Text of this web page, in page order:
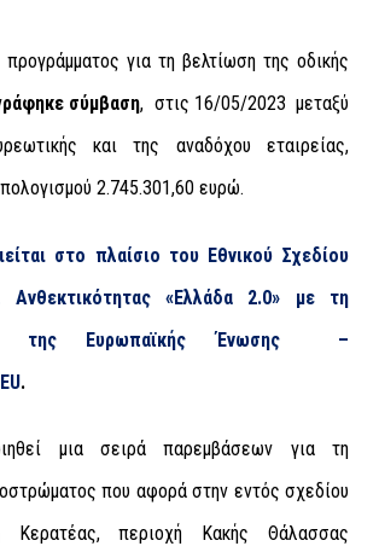
για τη βελτίωση της οδικής
σύμβαση, στις 16/05/2023 μεταξύ
και της αναδόχου εταιρείας,
2.745.301,60 ευρώ.
στο πλαίσιο του Εθνικού Σχεδίου
Ανθεκτικότητας «Ελλάδα 2.0» με τη
της Ευρωπαϊκής Ένωσης
–
.
μια σειρά παρεμβάσεων για τη
που αφορά στην εντός σχεδίου
Κερατέας, περιοχή Κακής Θάλασσας